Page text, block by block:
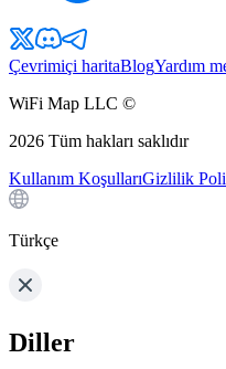
Çevrimiçi haritaBlogYardım
WiFi Map LLC ©
2026 Tüm hakları saklıdır
Kullanım KoşullarıGizlilik
Türkçe
Diller